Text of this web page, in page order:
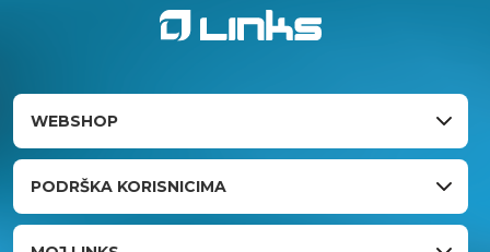
WEBSHOP
PODRŠKA KORISNICIMA